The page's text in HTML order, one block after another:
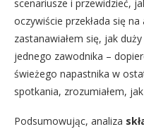
scenariusze i przewidzieć,
oczywiście przekłada się
zastanawiałem się, jak
jednego zawodnika –
świeżego napastnika w
spotkania, zrozumiałem,
Podsumowując, analiza